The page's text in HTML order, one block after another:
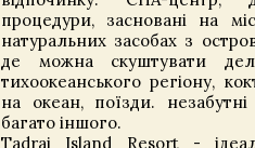
процедури, засновані на
натуральних засобах з
де можна скуштувати
тихоокеанського регіону,
на океан, поїзди.
багато іншого.
Tadrai Island Resort -